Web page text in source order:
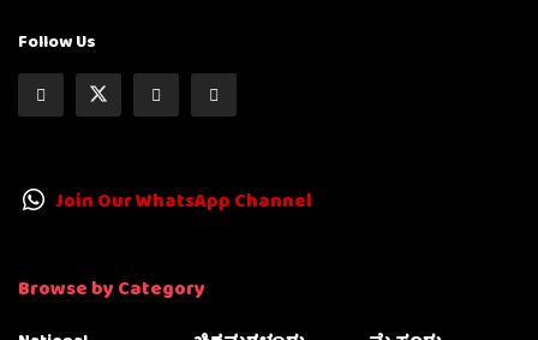
Follow Us
Join Our WhatsApp Channel
Browse by Category